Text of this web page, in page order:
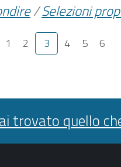
/Selezioni
1 2 3 4 5
6
trovato quello